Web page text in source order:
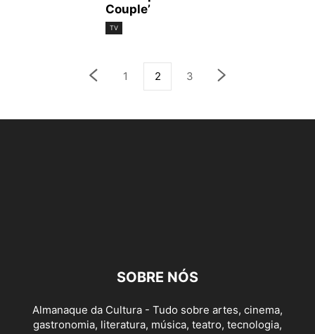
Couple’
TV
1 2 3
SOBRE NÓS
Almanaque da Cultura - Tudo sobre artes, cinema,
gastronomia, literatura, música, teatro, tecnologia,